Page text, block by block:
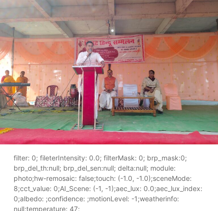
filter: 0; fileterIntensity: 0.0; filterMask: 0; brp_mask:0;
brp_del_th:null; brp_del_sen:null; delta:null; module:
photo;hw-remosaic: false;touch: (-1.0, -1.0);sceneMode:
8;cct_value: 0;AI_Scene: (-1, -1);aec_lux: 0.0;aec_lux_index:
0;albedo: ;confidence: ;motionLevel: -1;weatherinfo:
null;temperature: 47;